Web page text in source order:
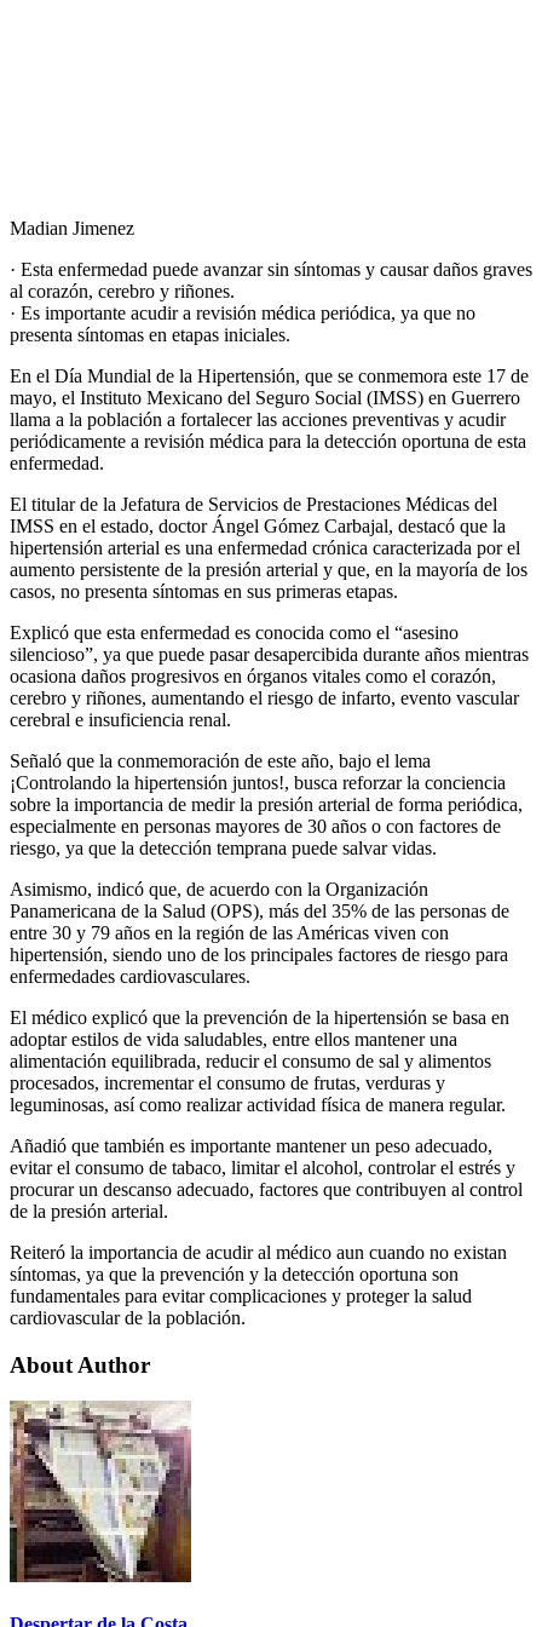
Madian Jimenez
· Esta enfermedad puede avanzar sin síntomas y causar daños graves
al corazón, cerebro y riñones.
· Es importante acudir a revisión médica periódica, ya que no
presenta síntomas en etapas iniciales.
En el Día Mundial de la Hipertensión, que se conmemora este 17 de
mayo, el Instituto Mexicano del Seguro Social (IMSS) en Guerrero
llama a la población a fortalecer las acciones preventivas y acudir
periódicamente a revisión médica para la detección oportuna de esta
enfermedad.
El titular de la Jefatura de Servicios de Prestaciones Médicas del
IMSS en el estado, doctor Ángel Gómez Carbajal, destacó que la
hipertensión arterial es una enfermedad crónica caracterizada por el
aumento persistente de la presión arterial y que, en la mayoría de los
casos, no presenta síntomas en sus primeras etapas.
Explicó que esta enfermedad es conocida como el “asesino
silencioso”, ya que puede pasar desapercibida durante años mientras
ocasiona daños progresivos en órganos vitales como el corazón,
cerebro y riñones, aumentando el riesgo de infarto, evento vascular
cerebral e insuficiencia renal.
Señaló que la conmemoración de este año, bajo el lema
¡Controlando la hipertensión juntos!, busca reforzar la conciencia
sobre la importancia de medir la presión arterial de forma periódica,
especialmente en personas mayores de 30 años o con factores de
riesgo, ya que la detección temprana puede salvar vidas.
Asimismo, indicó que, de acuerdo con la Organización
Panamericana de la Salud (OPS), más del 35% de las personas de
entre 30 y 79 años en la región de las Américas viven con
hipertensión, siendo uno de los principales factores de riesgo para
enfermedades cardiovasculares.
El médico explicó que la prevención de la hipertensión se basa en
adoptar estilos de vida saludables, entre ellos mantener una
alimentación equilibrada, reducir el consumo de sal y alimentos
procesados, incrementar el consumo de frutas, verduras y
leguminosas, así como realizar actividad física de manera regular.
Añadió que también es importante mantener un peso adecuado,
evitar el consumo de tabaco, limitar el alcohol, controlar el estrés y
procurar un descanso adecuado, factores que contribuyen al control
de la presión arterial.
Reiteró la importancia de acudir al médico aun cuando no existan
síntomas, ya que la prevención y la detección oportuna son
fundamentales para evitar complicaciones y proteger la salud
cardiovascular de la población.
About Author